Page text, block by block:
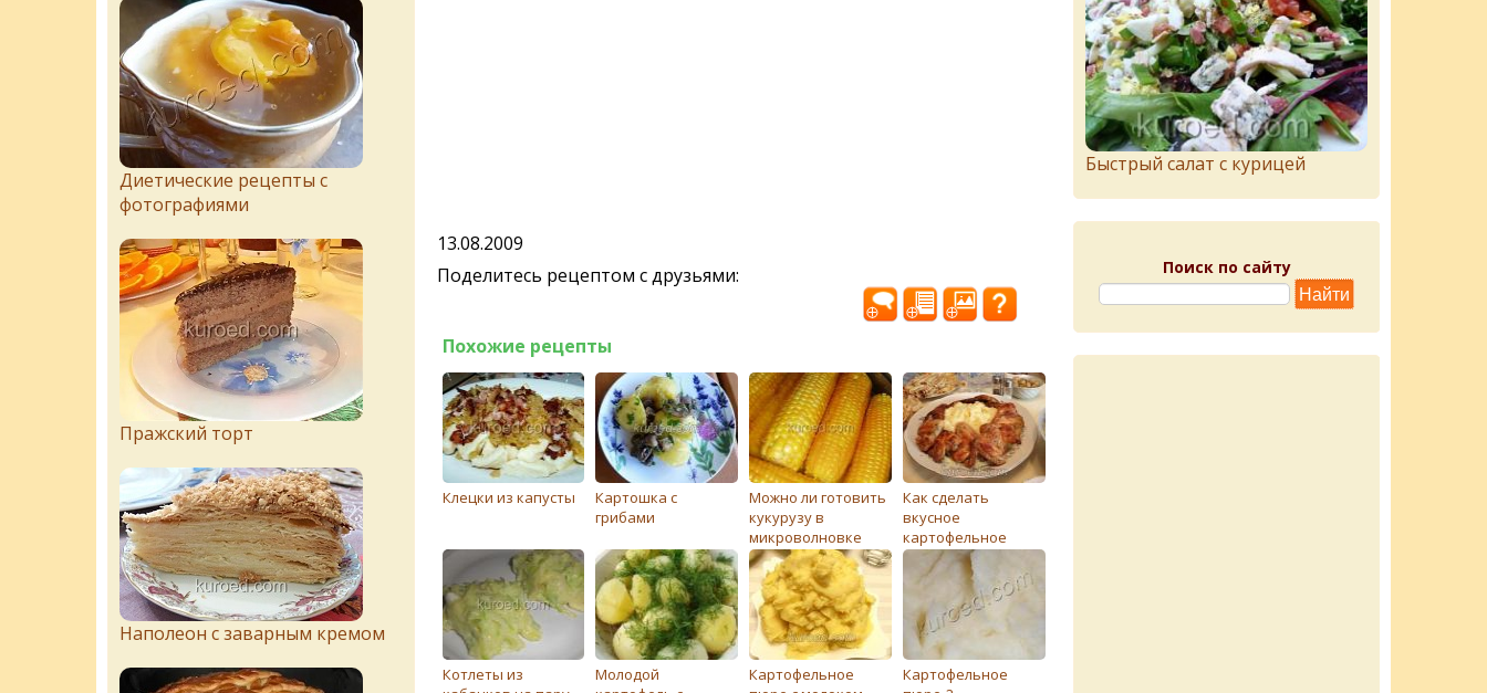
13.08.2009
Поделитесь рецептом с друзьями:
Похожие рецепты
Клецки из капусты
Картошка с
грибами
Можно ли готовить
кукурузу в
микроволновке
Как сделать
вкусное
картофельное
пюре
Котлеты из
Молодой
Картофельное
Картофельное
Диетические рецепты с
фотографиями
Пражский торт
Наполеон с заварным кремом
Быстрый салат с курицей
Поиск по сайту